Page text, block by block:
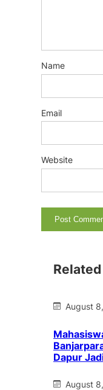
Name
Email
Website
August
Dapur
August